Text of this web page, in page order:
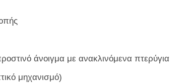
άνοιγμα με ανακλινόμενα πτερύγια
μηχανισμό)